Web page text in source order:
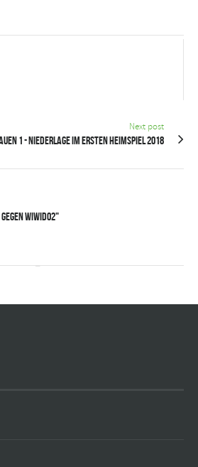
Next post
1 - Niederlage im ersten Heimspiel 2018
WiWiDo2"